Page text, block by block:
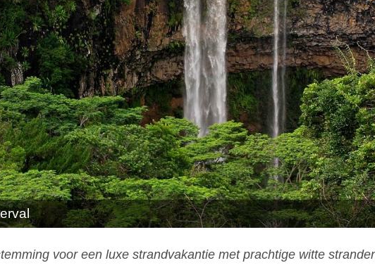
voor een luxe strandvakantie met prachtige witte